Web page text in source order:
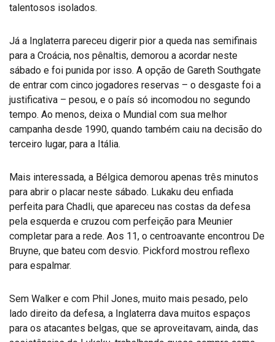
talentosos isolados.
Já a Inglaterra pareceu digerir pior a queda nas semifinais
para a Croácia, nos pênaltis, demorou a acordar neste
sábado e foi punida por isso. A opção de Gareth Southgate
de entrar com cinco jogadores reservas – o desgaste foi a
justificativa – pesou, e o país só incomodou no segundo
tempo. Ao menos, deixa o Mundial com sua melhor
campanha desde 1990, quando também caiu na decisão do
terceiro lugar, para a Itália.
Mais interessada, a Bélgica demorou apenas três minutos
para abrir o placar neste sábado. Lukaku deu enfiada
perfeita para Chadli, que apareceu nas costas da defesa
pela esquerda e cruzou com perfeição para Meunier
completar para a rede. Aos 11, o centroavante encontrou De
Bruyne, que bateu com desvio. Pickford mostrou reflexo
para espalmar.
Sem Walker e com Phil Jones, muito mais pesado, pelo
lado direito da defesa, a Inglaterra dava muitos espaços
para os atacantes belgas, que se aproveitavam, ainda, das